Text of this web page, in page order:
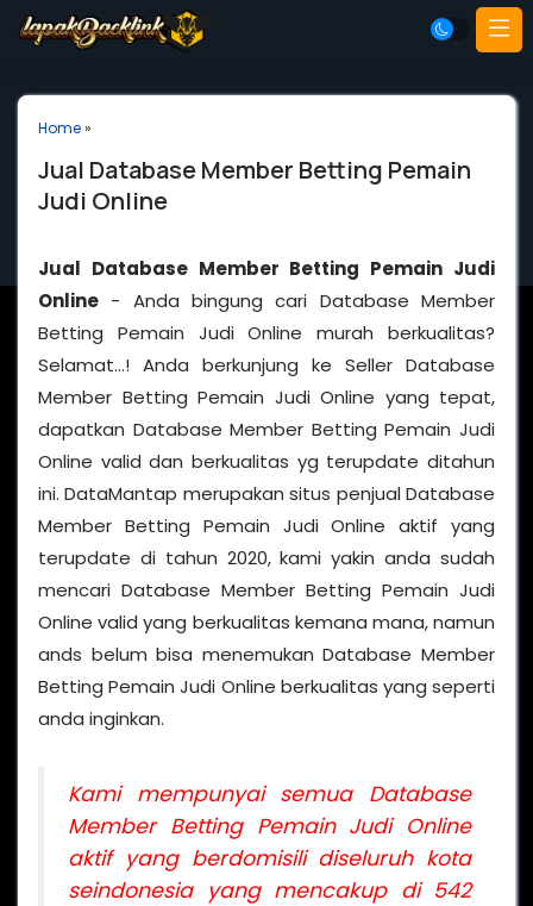
Home»
Jual Database Member Betting Pemain
Judi Online
Jual Database Member Betting Pemain Judi
Online - Anda bingung cari Database Member
Betting Pemain Judi Online murah berkualitas?
Selamat…! Anda berkunjung ke Seller Database
Member Betting Pemain Judi Online yang tepat,
dapatkan Database Member Betting Pemain Judi
Online valid dan berkualitas yg terupdate ditahun
ini. DataMantap merupakan situs penjual Database
Member Betting Pemain Judi Online aktif yang
terupdate di tahun 2020, kami yakin anda sudah
mencari Database Member Betting Pemain Judi
Online valid yang berkualitas kemana mana, namun
ands belum bisa menemukan Database Member
Betting Pemain Judi Online berkualitas yang seperti
anda inginkan.
Kami mempunyai semua Database
Member Betting Pemain Judi Online
aktif yang berdomisili diseluruh kota
seindonesia yang mencakup di 542